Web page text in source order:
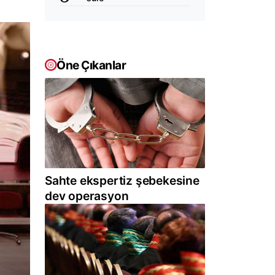
Öne Çıkanlar
Sahte ekspertiz şebekesine
dev operasyon